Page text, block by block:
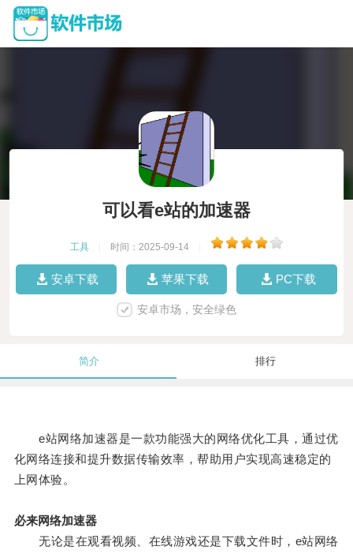
可以看e站的加速器
工具 时间：2025-09-14
安卓下载 苹果下载 PC下载
安卓市场，安全绿色
简介 排行
e站网络加速器是一款功能强大的网络优化工具，通过优
化网络连接和提升数据传输效率，帮助用户实现高速稳定的
上网体验。
必来网络加速器
无论是在观看视频、在线游戏还是下载文件时，e站网络